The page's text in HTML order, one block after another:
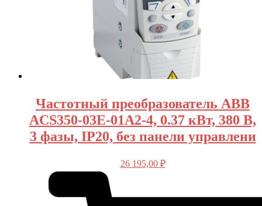
Частотный преобразователь ABB
ACS350-03E-01A2-4, 0.37 кВт, 380 В,
3 фазы, IP20, без панели управлени
26 195,00 ₽